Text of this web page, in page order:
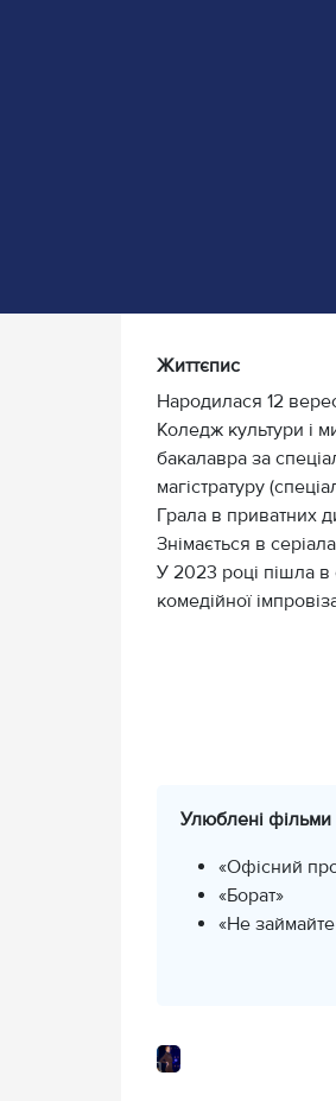
Життєпис
Народилася 12
Коледж культури і
бакалавра за
магістратуру
Грала в приватних
Знімається в
У 2023 році пішла
комедійної
Улюблені фільми
«Офісний
«Борат»
«Не